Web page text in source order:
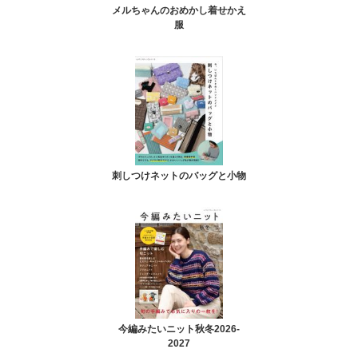
メルちゃんのおめかし着せかえ
服
刺しつけネットのバッグと小物
今編みたいニット秋冬2026-
2027